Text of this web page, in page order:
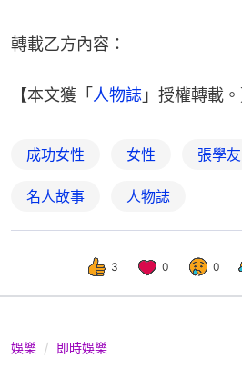
轉載乙方內容：
【本文獲「 人物誌 」授權轉載。
成功女性 女性 張學友
名人故事 人物誌
3 0 0
娛樂 即時娛樂